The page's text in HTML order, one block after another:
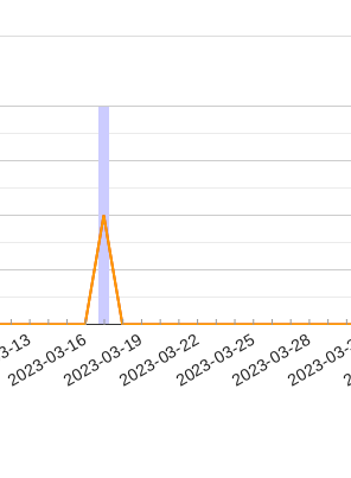
13
2023-03-162023-03-192023-03-222023-03-252023-03-28
2023-